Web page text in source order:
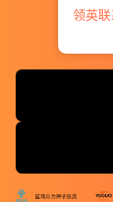
领英